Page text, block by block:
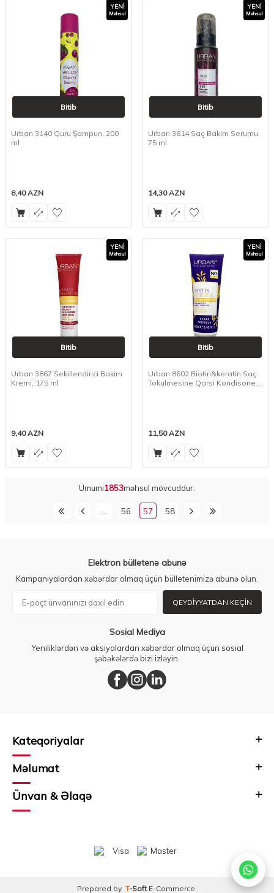
YENI
Məhsul
Bitib
Urban 3140 Quru Şampun, 200
ml
8,40AZN
YENI
Məhsul
Bitib
Urban 3614 Saç Bakim Serumu,
75 ml
14,30AZN
YENI
Məhsul
Bitib
Urban 3867 Sekillendirici Bakim
Kremi, 175 ml
9,40AZN
YENI
Məhsul
Bitib
Urban 8602 Biotin&keratin Saç
Tokulmesine Qarsi Kondisoner,
11,50AZN
Ümumi1853məhsul mövcuddur.
56 57 58
Elektron bülletenə abunə
Kampaniyalardan xəbərdar olmaq üçün bülletenimizə abunə olun.
QEYDIYYATDAN KEÇIN
Sosial Mediya
Yeniliklərdən və aksiyalardan xəbərdar olmaq üçün sosial
şəbəkələrdə bizi izləyin.
Kateqoriyalar
Məlumat
Ünvan & Əlaqə
Prepared by T-Soft E-Commerce.